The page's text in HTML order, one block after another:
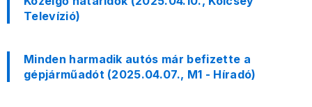
Televízió)
Minden harmadik autós már befizette a
gépjárműadót (2025.04.07., M1 - Híradó)